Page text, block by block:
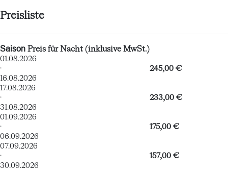
Preisliste
Saison Preis für Nacht (inklusive MwSt.)
01.08.2026
·
16.08.2026
245,00 €
17.08.2026
·
31.08.2026
233,00 €
01.09.2026
·
06.09.2026
175,00 €
07.09.2026
·
30.09.2026
157,00 €